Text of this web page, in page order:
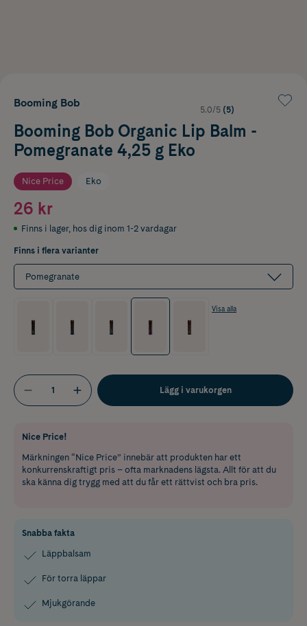
Booming Bob
5.0/5 (5)
Booming Bob Organic Lip Balm -
Pomegranate 4,25 g Eko
Nice Price Eko
26 kr
Finns i lager, hos dig inom 1-2 vardagar
Finns i flera varianter
Pomegranate
Visa alla
Lägg i varukorgen
Nice Price!
Märkningen “Nice Price” innebär att produkten har ett
konkurrenskraftigt pris – ofta marknadens lägsta. Allt för att du
ska känna dig trygg med att du får ett rättvist och bra pris.
Snabba fakta
Läppbalsam
För torra läppar
Mjukgörande